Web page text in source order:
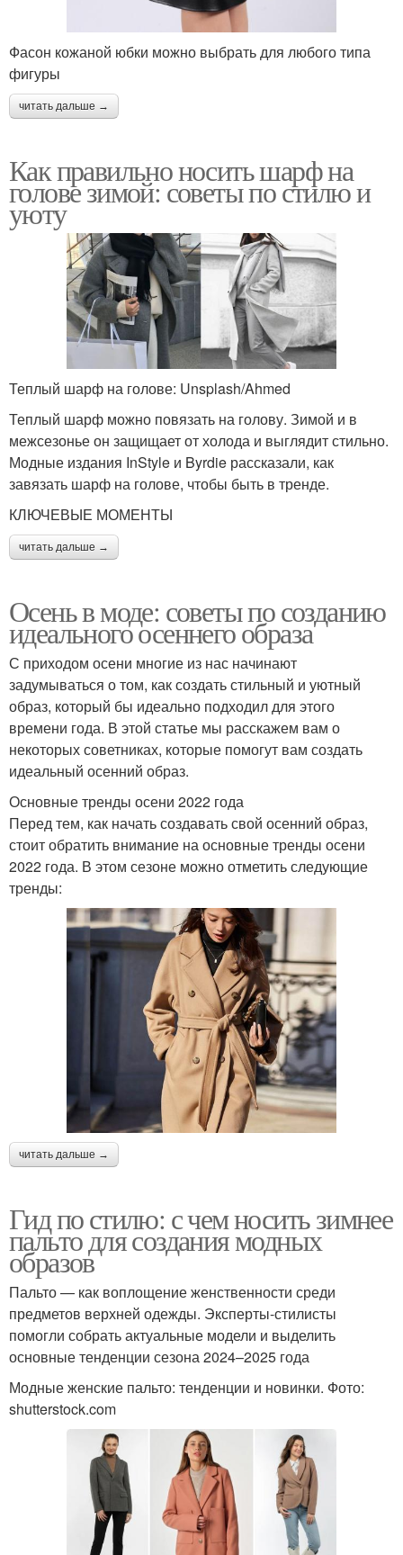
Фасон кожаной юбки можно выбрать для любого типа
фигуры
читать дальше →
Как правильно носить шарф на
голове зимой: советы по стилю и
уюту
Теплый шарф на голове: Unsplash/Ahmed
Теплый шарф можно повязать на голову. Зимой и в
межсезонье он защищает от холода и выглядит стильно.
Модные издания InStyle и Byrdie рассказали, как
завязать шарф на голове, чтобы быть в тренде.
КЛЮЧЕВЫЕ МОМЕНТЫ
читать дальше →
Осень в моде: советы по созданию
идеального осеннего образа
С приходом осени многие из нас начинают
задумываться о том, как создать стильный и уютный
образ, который бы идеально подходил для этого
времени года. В этой статье мы расскажем вам о
некоторых советниках, которые помогут вам создать
идеальный осенний образ.
Основные тренды осени 2022 года
Перед тем, как начать создавать свой осенний образ,
стоит обратить внимание на основные тренды осени
2022 года. В этом сезоне можно отметить следующие
тренды:
читать дальше →
Гид по стилю: с чем носить зимнее
пальто для создания модных
образов
Пальто — как воплощение женственности среди
предметов верхней одежды. Эксперты-стилисты
помогли собрать актуальные модели и выделить
основные тенденции сезона 2024–2025 года
Модные женские пальто: тенденции и новинки. Фото:
shutterstock.com